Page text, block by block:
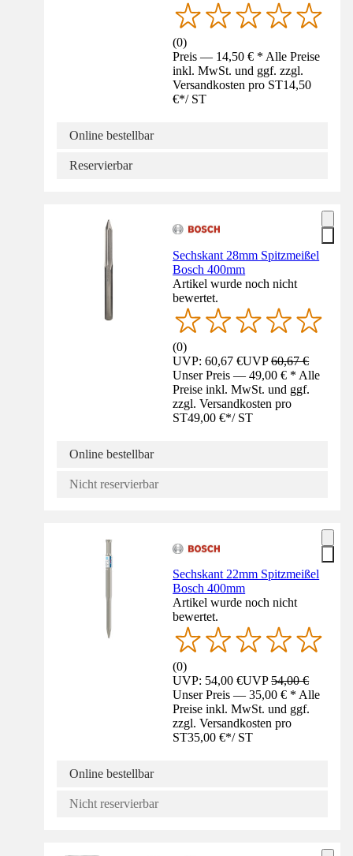
(0)
Preis — 14,50 € * Alle Preise
inkl. MwSt. und ggf. zzgl.
Versandkosten pro ST14,50
€*/ ST
Online bestellbar
Reservierbar
Sechskant 28mm Spitzmeißel
Bosch 400mm
Artikel wurde noch nicht
bewertet.
(0)
UVP: 60,67 €UVP60,67 €
Unser Preis — 49,00 € * Alle
Preise inkl. MwSt. und ggf.
zzgl. Versandkosten pro
ST49,00 €*/ ST
Online bestellbar
Nicht reservierbar
Sechskant 22mm Spitzmeißel
Bosch 400mm
Artikel wurde noch nicht
bewertet.
(0)
UVP: 54,00 €UVP54,00 €
Unser Preis — 35,00 € * Alle
Preise inkl. MwSt. und ggf.
zzgl. Versandkosten pro
ST35,00 €*/ ST
Online bestellbar
Nicht reservierbar